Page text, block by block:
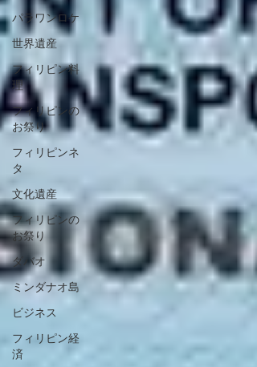
パラワンロケ
世界遺産
フィリピン料
理
フィリピンの
お祭り
フィリピンネ
タ
文化遺産
フィリピンの
お祭り
ダバオ
ミンダナオ島
ビジネス
フィリピン経
済